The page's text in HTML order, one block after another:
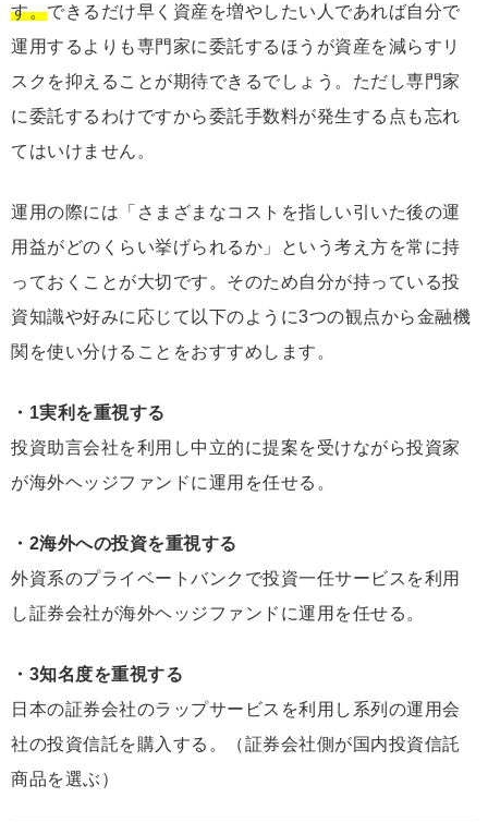
す。できるだけ早く資産を増やしたい人であれば自分で
運用するよりも専門家に委託するほうが資産を減らすリ
スクを抑えることが期待できるでしょう。ただし専門家
に委託するわけですから委託手数料が発生する点も忘れ
てはいけません。
運用の際には「さまざまなコストを指しい引いた後の運
用益がどのくらい挙げられるか」という考え方を常に持
っておくことが大切です。そのため自分が持っている投
資知識や好みに応じて以下のように3つの観点から金融機
関を使い分けることをおすすめします。
・1実利を重視する
投資助言会社を利用し中立的に提案を受けながら投資家
が海外ヘッジファンドに運用を任せる。
・2海外への投資を重視する
外資系のプライベートバンクで投資一任サービスを利用
し証券会社が海外ヘッジファンドに運用を任せる。
・3知名度を重視する
日本の証券会社のラップサービスを利用し系列の運用会
社の投資信託を購入する。（証券会社側が国内投資信託
商品を選ぶ）